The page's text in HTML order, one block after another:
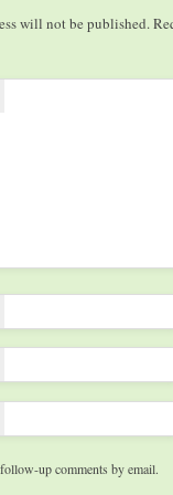
E
UNITI
will not be published.
up comments by email.